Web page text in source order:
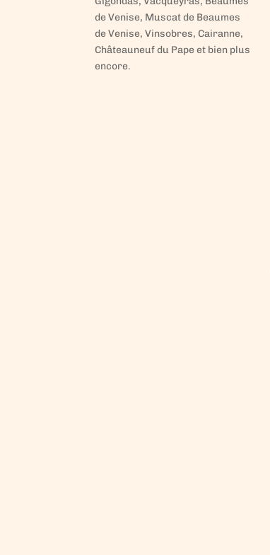
de Venise, Muscat de Beaumes
de Venise, Vinsobres, Cairanne,
Châteauneuf du Pape et bien plus
encore.